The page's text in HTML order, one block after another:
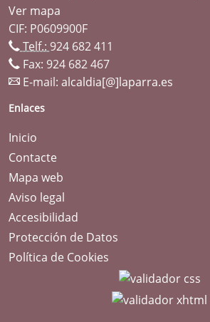
Ver mapa
CIF: P0609900F
Telf.: 924 682 411
Fax: 924 682 467
E-mail: alcaldia[@]laparra.es
Enlaces
Inicio
Contacte
Mapa web
Aviso legal
Accesibilidad
Protección de Datos
Política de Cookies